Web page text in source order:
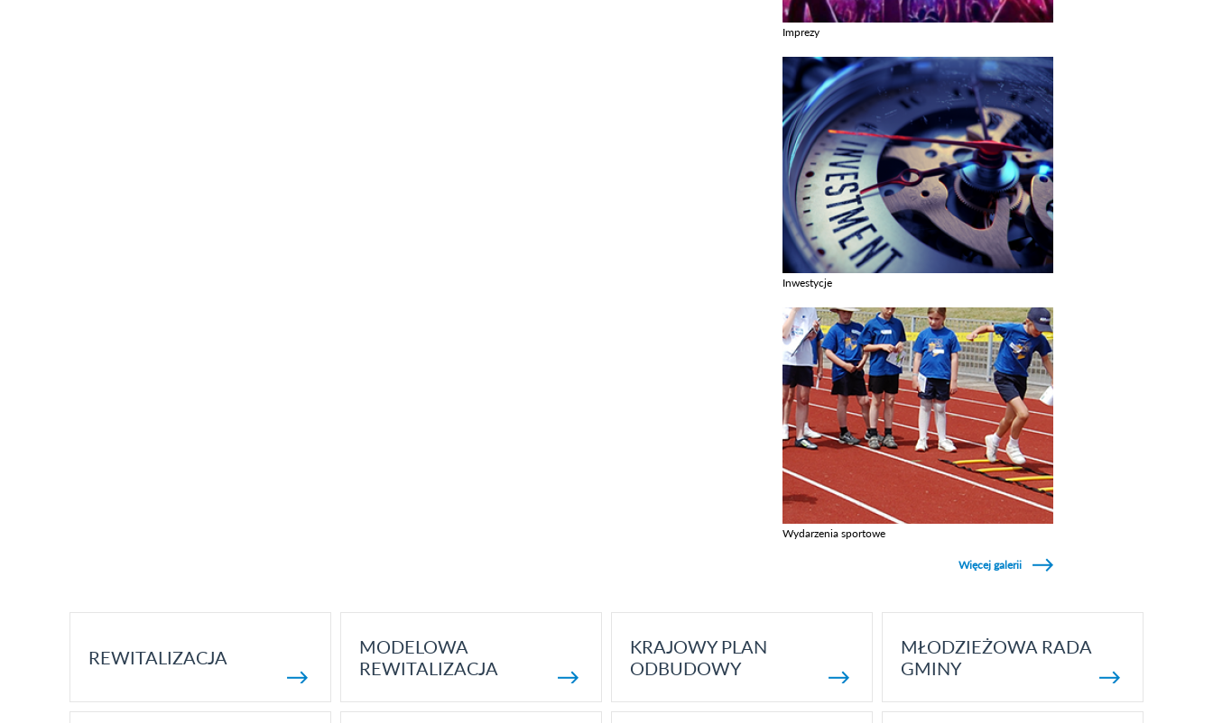
Imprezy
Inwestycje
Wydarzenia sportowe
Więcej galerii
REWITALIZACJA
MODELOWA
REWITALIZACJA
KRAJOWY PLAN
ODBUDOWY
MŁODZIEŻOWA RADA
GMINY